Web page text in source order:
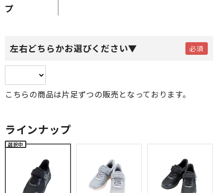
プ
左右どちらかお選びください▼
こちらの商品は片足ずつの販売となっております。
ラインナップ